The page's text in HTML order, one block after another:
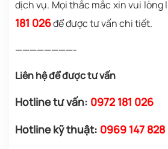
dịch vụ. Mọi thắc mắc xin vui lòng
181 026để được tư vấn chi tiết.
————————-
Liên hệ để được tư vấn
Hotline tư vấn: 0972 181 026
Hotline kỹ thuật: 0969 147 828